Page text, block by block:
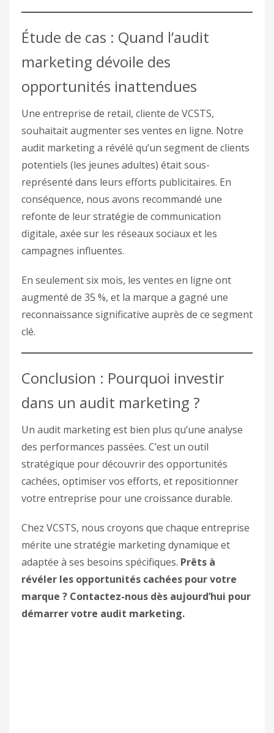
Étude de cas : Quand l’audit
marketing dévoile des
opportunités inattendues
Une entreprise de retail, cliente de VCSTS,
souhaitait augmenter ses ventes en ligne. Notre
audit marketing a révélé qu’un segment de clients
potentiels (les jeunes adultes) était sous-
représenté dans leurs efforts publicitaires. En
conséquence, nous avons recommandé une
refonte de leur stratégie de communication
digitale, axée sur les réseaux sociaux et les
campagnes influentes.
En seulement six mois, les ventes en ligne ont
augmenté de 35 %, et la marque a gagné une
reconnaissance significative auprès de ce segment
clé.
Conclusion : Pourquoi investir
dans un audit marketing ?
Un audit marketing est bien plus qu’une analyse
des performances passées. C’est un outil
stratégique pour découvrir des opportunités
cachées, optimiser vos efforts, et repositionner
votre entreprise pour une croissance durable.
Chez VCSTS, nous croyons que chaque entreprise
mérite une stratégie marketing dynamique et
adaptée à ses besoins spécifiques. Prêts à
révéler les opportunités cachées pour votre
marque ? Contactez-nous dès aujourd’hui pour
démarrer votre audit marketing.